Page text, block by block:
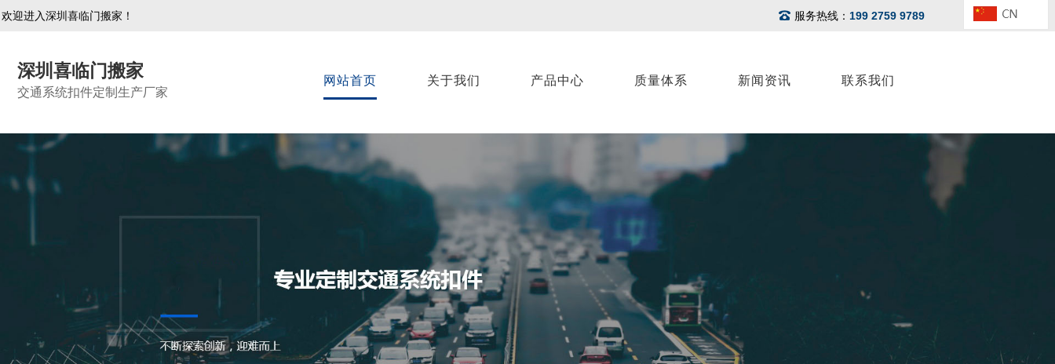
欢迎进入深圳喜临门搬家！ 服务热线： 199 2759 9789
深圳喜临门搬家
交通系统扣件定制生产厂家
网站首页 关于我们 产品中心 质量体系 新闻资讯 联系我们